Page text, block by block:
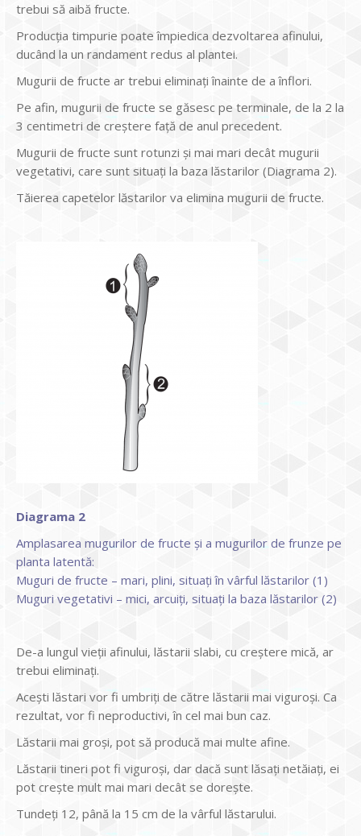
trebui să aibă fructe.
Producția timpurie poate împiedica dezvoltarea afinului,
ducând la un randament redus al plantei.
Mugurii de fructe ar trebui eliminați înainte de a înflori.
Pe afin, mugurii de fructe se găsesc pe terminale, de la 2 la
3 centimetri de creștere față de anul precedent.
Mugurii de fructe sunt rotunzi și mai mari decât mugurii
vegetativi, care sunt situați la baza lăstarilor (Diagrama 2).
Tăierea capetelor lăstarilor va elimina mugurii de fructe.
Diagrama 2
Amplasarea mugurilor de fructe și a mugurilor de frunze pe
planta latentă:
Muguri de fructe – mari, plini, situați în vârful lăstarilor (1)
Muguri vegetativi – mici, arcuiți, situați la baza lăstarilor (2)
De-a lungul vieții afinului, lăstarii slabi, cu creștere mică, ar
trebui eliminați.
Acești lăstari vor fi umbriți de către lăstarii mai viguroși. Ca
rezultat, vor fi neproductivi, în cel mai bun caz.
Lăstarii mai groși, pot să producă mai multe afine.
Lăstarii tineri pot fi viguroși, dar dacă sunt lăsați netăiați, ei
pot crește mult mai mari decât se dorește.
Tundeți 12, până la 15 cm de la vârful lăstarului.